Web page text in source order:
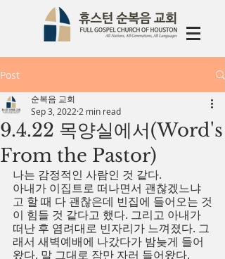
Post
9.4.22 목양실에서(Word's
From the Pastor)
순복음 교회
Sep 3, 2022 2 min read
나는 감정적인 사람인 것 같다.
아내가 이집트로 떠나면서 괜찮겠느냐
고 할 때 다 괜찮은데 빈집에 들어오는 것
이 힘들 것 같다고 했다. 그리고 아내가
떠난 후 염려대로 빈자리가 느껴졌다. 그
래서 새벽예배에 나갔다가 밤늦게 들어
왔다. 말 그대로 잠만 자러 들어왔다.